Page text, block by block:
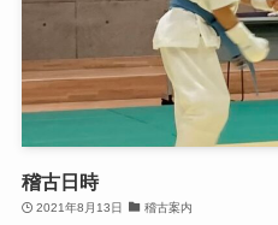
稽古日時
2021年8月13日 稽古案内